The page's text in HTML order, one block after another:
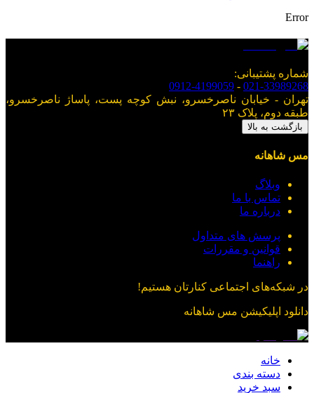
Error
شماره پشتیبانی:
021-33989268
-
0912-4199059
تهران - خیابان ناصرخسرو، نبش کوچه پست، پاساژ ناصرخسرو،
طبقه دوم، پلاک ۲۳
بازگشت به بالا
مس شاهانه
وبلاگ
تماس با ما
درباره ما
پرسش های متداول
قوانین و مقررات
راهنما
در شبکه‌های اجتماعی کنارتان هستیم!
دانلود اپلیکیشن مس شاهانه
خانه
دسته بندی
سبد خرید